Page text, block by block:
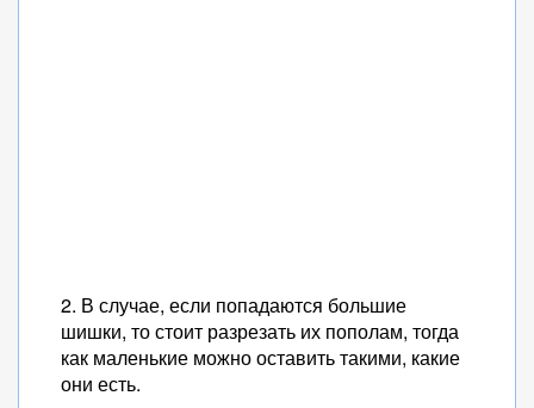
2. В случае, если попадаются большие
шишки, то стоит разрезать их пополам, тогда
как маленькие можно оставить такими, какие
они есть.